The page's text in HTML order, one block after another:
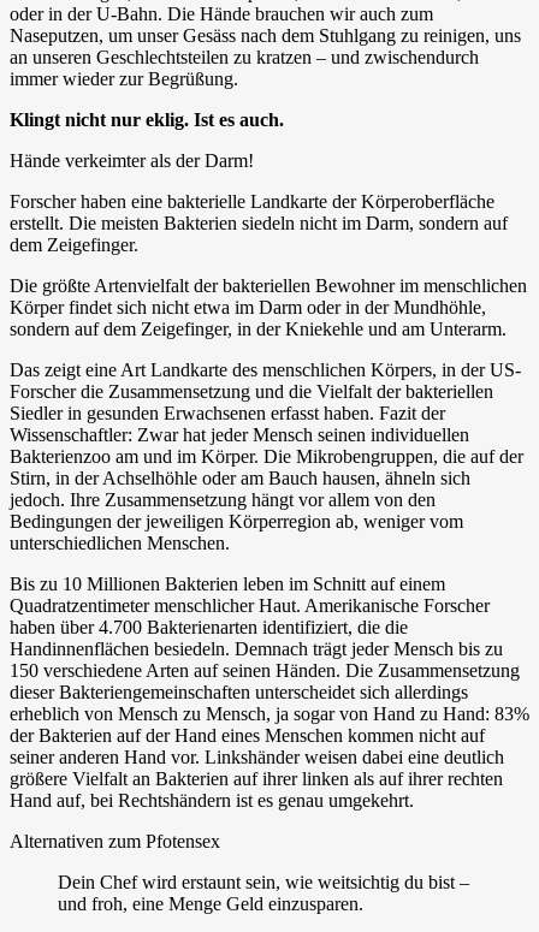
oder in der U-Bahn. Die Hände brauchen wir auch zum
Naseputzen, um unser Gesäss nach dem Stuhlgang zu reinigen, uns
an unseren Geschlechtsteilen zu kratzen – und zwischendurch
immer wieder zur Begrüßung.
Klingt nicht nur eklig. Ist es auch.
Hände verkeimter als der Darm!
Forscher haben eine bakterielle Landkarte der Körperoberfläche
erstellt. Die meisten Bakterien siedeln nicht im Darm, sondern auf
dem Zeigefinger.
Die größte Artenvielfalt der bakteriellen Bewohner im menschlichen
Körper findet sich nicht etwa im Darm oder in der Mundhöhle,
sondern auf dem Zeigefinger, in der Kniekehle und am Unterarm.
Das zeigt eine Art Landkarte des menschlichen Körpers, in der US-
Forscher die Zusammensetzung und die Vielfalt der bakteriellen
Siedler in gesunden Erwachsenen erfasst haben. Fazit der
Wissenschaftler: Zwar hat jeder Mensch seinen individuellen
Bakterienzoo am und im Körper. Die Mikrobengruppen, die auf der
Stirn, in der Achselhöhle oder am Bauch hausen, ähneln sich
jedoch. Ihre Zusammensetzung hängt vor allem von den
Bedingungen der jeweiligen Körperregion ab, weniger vom
unterschiedlichen Menschen.
Bis zu 10 Millionen Bakterien leben im Schnitt auf einem
Quadratzentimeter menschlicher Haut. Amerikanische Forscher
haben über 4.700 Bakterienarten identifiziert, die die
Handinnenflächen besiedeln. Demnach trägt jeder Mensch bis zu
150 verschiedene Arten auf seinen Händen. Die Zusammensetzung
dieser Bakteriengemeinschaften unterscheidet sich allerdings
erheblich von Mensch zu Mensch, ja sogar von Hand zu Hand: 83%
der Bakterien auf der Hand eines Menschen kommen nicht auf
seiner anderen Hand vor. Linkshänder weisen dabei eine deutlich
größere Vielfalt an Bakterien auf ihrer linken als auf ihrer rechten
Hand auf, bei Rechtshändern ist es genau umgekehrt.
Alternativen zum Pfotensex
Dein Chef wird erstaunt sein, wie weitsichtig du bist –
und froh, eine Menge Geld einzusparen.